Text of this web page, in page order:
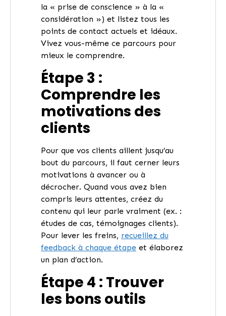
la « prise de conscience » à la «
considération ») et listez tous les
points de contact actuels et idéaux.
Vivez vous-même ce parcours pour
mieux le comprendre.
Étape 3 :
Comprendre les
motivations des
clients
Pour que vos clients aillent jusqu’au
bout du parcours, il faut cerner leurs
motivations à avancer ou à
décrocher. Quand vous avez bien
compris leurs attentes, créez du
contenu qui leur parle vraiment (ex. :
études de cas, témoignages clients).
Pour lever les freins, recueillez du
feedback à chaque étape et élaborez
un plan d’action.
Étape 4 : Trouver
les bons outils